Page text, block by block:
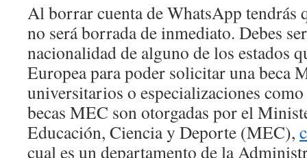
Al borrar cuenta de WhatsApp tendrás
no será borrada de inmediato. Debes
nacionalidad de alguno de los estados
Europea para poder solicitar una beca
universitarios o especializaciones
becas MEC son otorgadas por el
Educación, Ciencia y Deporte (MEC),
cual es un departamento de la